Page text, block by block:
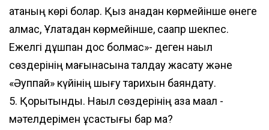
атаның көрі болар. Қыз анадан көрмейінше өнеге
алмас, Ұлатадан көрмейінше, саапр шекпес.
Ежелгі дұшпан дос болмас»- деген нақыл
сөздерінің мағынасына талдау жасату және
«Әуппай» күйінің шығу тарихын баяндату.
5. Қорытынды. Нақыл сөздерінің қазақ мақал -
мәтелдерімен ұқсастығы бар ма?